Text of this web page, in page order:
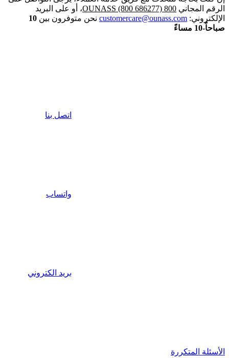
الرقم المجاني 800 OUNASS (800 686277)
، أو على البريد
الإلكتروني: customercare@ounass.com نحن متوفرون بين 10
صباحاً-10 مساءً
اتصل بنا
واتساب
بريد الكتروني
الأسئلة المتكررة